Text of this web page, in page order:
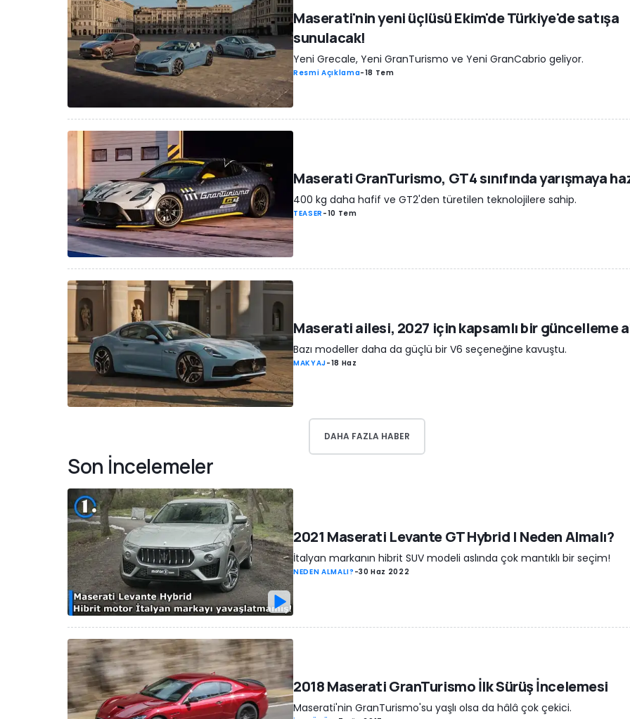
Maserati'nin yeni üçlüsü Ekim'de Türkiye'de satışa
sunulacak!
Yeni Grecale, Yeni GranTurismo ve Yeni GranCabrio geliyor.
Resmi Açıklama-18 Tem
Maserati GranTurismo, GT4 sınıfında yarışmaya
400 kg daha hafif ve GT2'den türetilen teknolojilere sahip.
TEASER -10 Tem
Maserati ailesi, 2027 için kapsamlı bir güncelleme
Bazı modeller daha da güçlü bir V6 seçeneğine kavuştu.
MAKYAJ-18 Haz
DAHA FAZLA HABER
Son İncelemeler
2021 Maserati Levante GT Hybrid | Neden Almalı?
İtalyan markanın hibrit SUV modeli aslında çok mantıklı bir seçim!
NEDEN ALMALI? -30 Haz 2022
2018 Maserati GranTurismo İlk Sürüş İncelemesi
Maserati'nin GranTurismo'su yaşlı olsa da hâlâ çok çekici.